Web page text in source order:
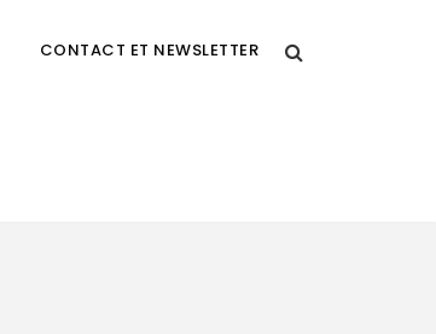
CONTACT ET NEWSLETTER